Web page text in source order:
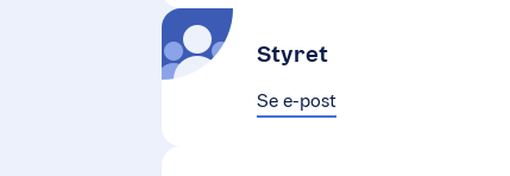
Styret
Se e-post